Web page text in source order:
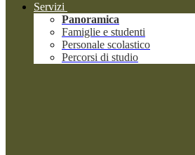
Servizi
Panoramica
Famiglie e studenti
Personale scolastico
Percorsi di studio